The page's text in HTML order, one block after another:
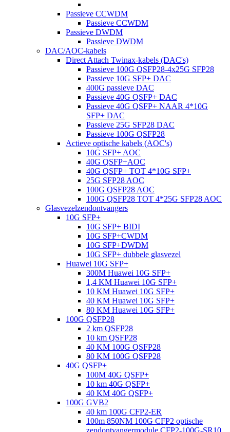
Passieve CCWDM
Passieve CCWDM
Passieve DWDM
Passieve DWDM
DAC/AOC-kabels
Direct Attach Twinax-kabels (DAC's)
Passieve 100G QSFP28-4x25G SFP28
Passieve 10G SFP+ DAC
400G passieve DAC
Passieve 40G QSFP+ DAC
Passieve 40G QSFP+ NAAR 4*10G
SFP+ DAC
Passieve 25G SFP28 DAC
Passieve 100G QSFP28
Actieve optische kabels (AOC's)
10G SFP+ AOC
40G QSFP+AOC
40G QSFP+ TOT 4*10G SFP+
25G SFP28 AOC
100G QSFP28 AOC
100G QSFP28 TOT 4*25G SFP28 AOC
Glasvezelzendontvangers
10G SFP+
10G SFP+ BIDI
10G SFP+CWDM
10G SFP+DWDM
10G SFP+ dubbele glasvezel
Huawei 10G SFP+
300M Huawei 10G SFP+
1,4 KM Huawei 10G SFP+
10 KM Huawei 10G SFP+
40 KM Huawei 10G SFP+
80 KM Huawei 10G SFP+
100G QSFP28
2 km QSFP28
10 km QSFP28
40 KM 100G QSFP28
80 KM 100G QSFP28
40G QSFP+
100M 40G QSFP+
10 km 40G QSFP+
40 KM 40G QSFP+
100G GVB2
40 km 100G CFP2-ER
100m 850NM 100G CFP2 optische
zendontvangermodule CFP2-100G-SR10